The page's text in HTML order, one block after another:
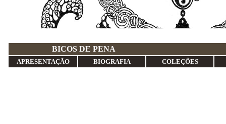
BICOS DE
APRESENTAÇÃO BIOGRAFIA COLEÇÕES